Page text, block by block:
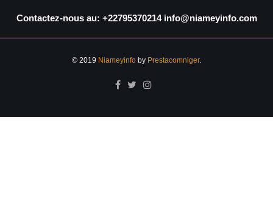
Contactez-nous au: +22795370214 info@niameyinfo.com
© 2019 Niameyinfo by Prestacomniger.